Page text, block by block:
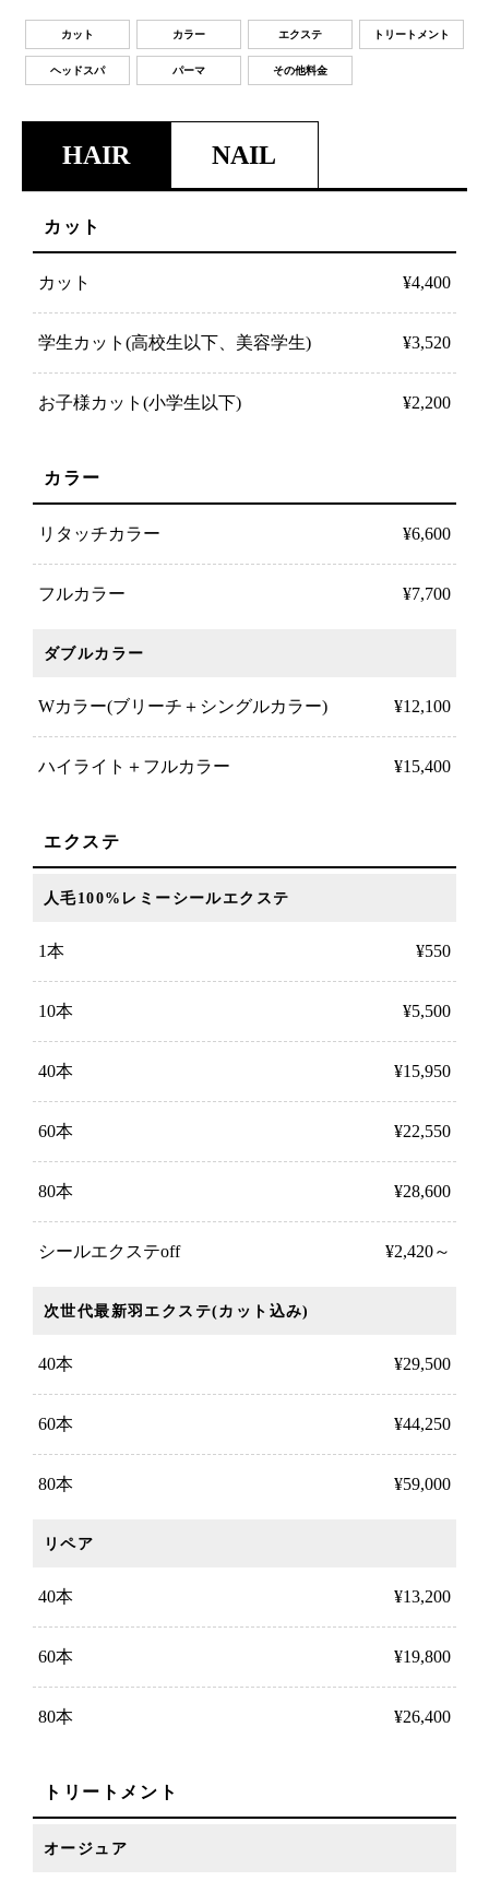
カット カラー エクステ トリートメント
ヘッドスパ パーマ その他料金
HAIR NAIL
カット
カット ¥4,400
学生カット(高校生以下、美容学生) ¥3,520
お子様カット(小学生以下) ¥2,200
カラー
リタッチカラー ¥6,600
フルカラー ¥7,700
ダブルカラー
Wカラー(ブリーチ＋シングルカラー) ¥12,100
ハイライト＋フルカラー ¥15,400
エクステ
人毛100%レミーシールエクステ
1本 ¥550
10本 ¥5,500
40本 ¥15,950
60本 ¥22,550
80本 ¥28,600
シールエクステoff ¥2,420～
次世代最新羽エクステ(カット込み)
40本 ¥29,500
60本 ¥44,250
80本 ¥59,000
リペア
40本 ¥13,200
60本 ¥19,800
80本 ¥26,400
トリートメント
オージュア